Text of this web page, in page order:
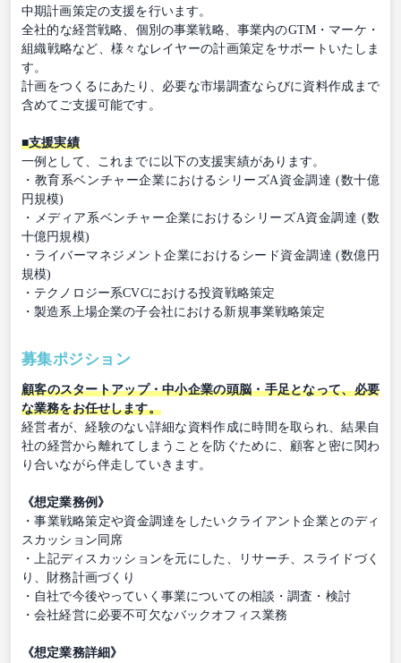
中期計画策定の支援を行います。
全社的な経営戦略、個別の事業戦略、事業内のGTM・マーケ・
組織戦略など、様々なレイヤーの計画策定をサポートいたしま
す。
計画をつくるにあたり、必要な市場調査ならびに資料作成まで
含めてご支援可能です。
■支援実績
一例として、これまでに以下の支援実績があります。
・教育系ベンチャー企業におけるシリーズA資金調達 (数十億
円規模)
・メディア系ベンチャー企業におけるシリーズA資金調達 (数
十億円規模)
・ライバーマネジメント企業におけるシード資金調達 (数億円
規模)
・テクノロジー系CVCにおける投資戦略策定
・製造系上場企業の子会社における新規事業戦略策定
募集ポジション
顧客のスタートアップ・中小企業の頭脳・手足となって、必要
な業務をお任せします。
経営者が、経験のない詳細な資料作成に時間を取られ、結果自
社の経営から離れてしまうことを防ぐために、顧客と密に関わ
り合いながら伴走していきます。
《想定業務例》
・事業戦略策定や資金調達をしたいクライアント企業とのディ
スカッション同席
・上記ディスカッションを元にした、リサーチ、スライドづく
り、財務計画づくり
・自社で今後やっていく事業についての相談・調査・検討
・会社経営に必要不可欠なバックオフィス業務
《想定業務詳細》